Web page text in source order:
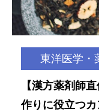
東洋医学・
【漢方薬剤師
作りに役立つ